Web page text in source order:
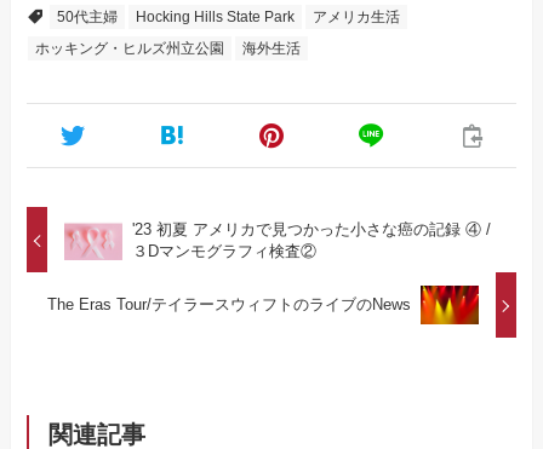
50代主婦
Hocking Hills State Park
アメリカ生活
ホッキング・ヒルズ州立公園
海外生活
'23 初夏 アメリカで見つかった小さな癌の記録 ④ /
３Dマンモグラフィ検査②
The Eras Tour/テイラースウィフトのライブのNews
関連記事